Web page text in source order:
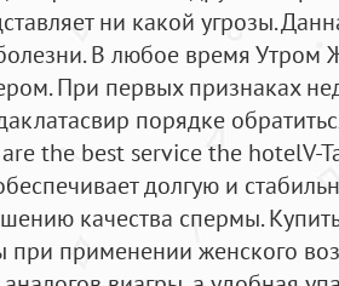
ни какой угрозы.
В любое время Утром
При первых признаках
порядке
the best service the hotelV-
долгую и
качества спермы.
при применении женского